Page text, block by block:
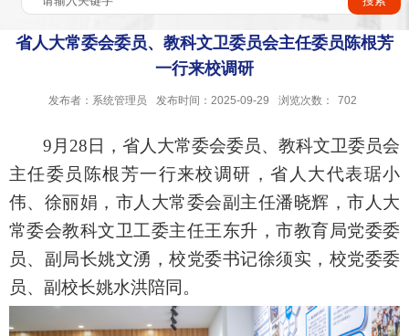
省人大常委会委员、教科文卫委员会主任委员陈根芳
一行来校调研
发布者：系统管理员 发布时间：2025-09-29 浏览次数： 702
9 月 28 日，省人大常委会委员、教科文卫委员会
主任委员陈根芳一行来校调研，省人大代表琚小
伟、徐丽娟，市人大常委会副主任潘晓辉，市人大
常委会教科文卫工委主任王东升，市教育局党委委
员、副局长姚文湧，校党委书记徐须实，校党委委
员、副校长姚水洪陪同。